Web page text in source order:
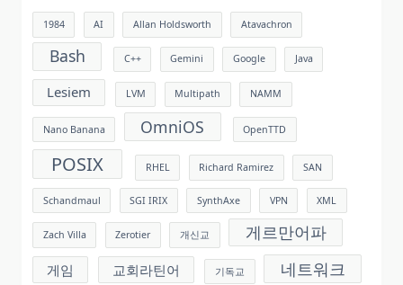
1984 AI Allan Holdsworth Atavachron
Bash C++ Gemini Google Java
Lesiem LVM Multipath NAMM
Nano Banana OmniOS OpenTTD
POSIX RHEL Richard Ramirez SAN
Schandmaul SGI IRIX SynthAxe VPN XML
Zach Villa Zerotier 개신교 게르만어파
게임 교회라틴어 기독교
네트워크